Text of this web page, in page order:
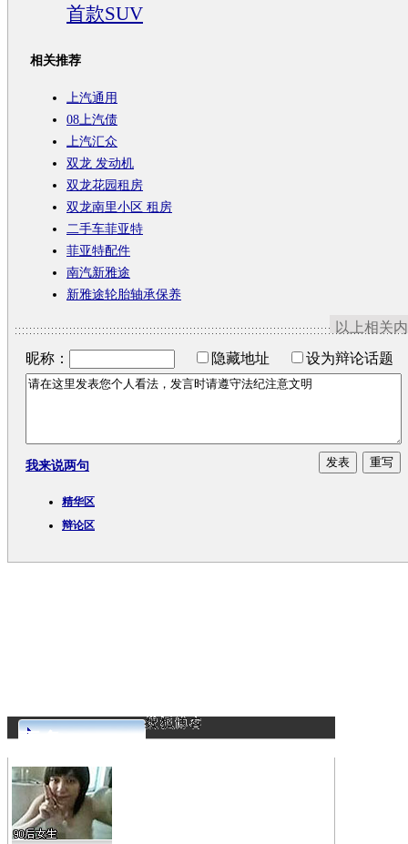
首款SUV
相关推荐
上汽通用
08上汽债
上汽汇众
双龙 发动机
双龙花园租房
双龙南里小区 租房
二手车菲亚特
菲亚特配件
南汽新雅途
新雅途轮胎轴承保养
以上相关
昵称：
隐藏地址 设为辩论话题
我来说两句
精华区
辩论区
更多>>